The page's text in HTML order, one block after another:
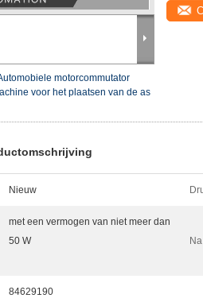
motorcommutator
voor het plaatsen van de as
Nieuw
met een vermogen van niet meer dan
50 W
84629190